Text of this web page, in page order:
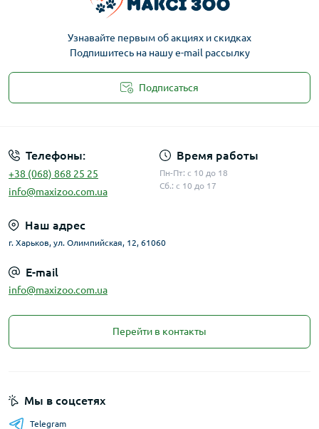
Узнавайте первым об акциях и скидках
Подпишитесь на нашу e-mail рассылку
Подписаться
Телефоны:
+38 (068) 868 25 25
info@maxizoo.com.ua
Время работы
Пн-Пт: с 10 до 18
Сб.: с 10 до 17
Наш адрес
г. Харьков, ул. Олимпийская, 12, 61060
E-mail
info@maxizoo.com.ua
Перейти в контакты
Мы в соцсетях
Telegram